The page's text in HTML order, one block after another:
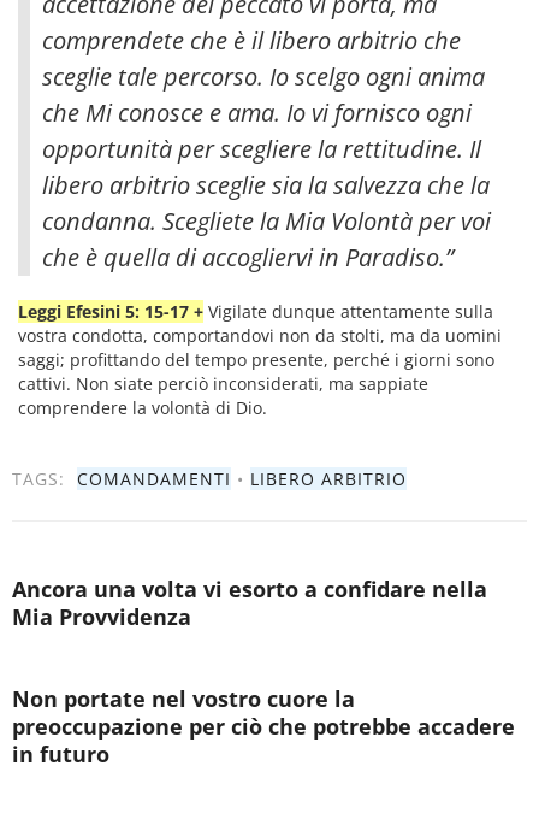
comprendete che è il libero arbitrio che
sceglie tale percorso. Io scelgo ogni anima
che Mi conosce e ama. Io vi fornisco ogni
opportunità per scegliere la rettitudine. Il
libero arbitrio sceglie sia la salvezza che la
condanna. Scegliete la Mia Volontà per voi
che è quella di accogliervi in Paradiso.”
Leggi Efesini 5: 15-17 + Vigilate dunque attentamente sulla
vostra condotta, comportandovi non da stolti, ma da uomini
saggi; profittando del tempo presente, perché i giorni sono
cattivi. Non siate perciò inconsiderati, ma sappiate
comprendere la volontà di Dio.
TAGS: COMANDAMENTI • LIBERO ARBITRIO
Ancora una volta vi esorto a confidare nella
Mia Provvidenza
Non portate nel vostro cuore la
preoccupazione per ciò che potrebbe accadere
in futuro